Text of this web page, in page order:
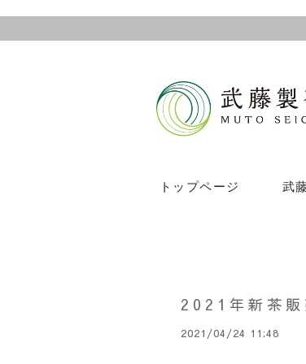
トップページ 武
2021年新茶販
2021/04/24 11:48